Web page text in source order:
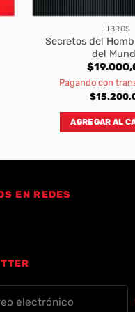
LIBROS
Secretos del
del
$
Pagando con
$
AGREGAR AL
EN REDES